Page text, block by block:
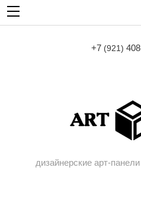
+7 (921)
дизайнерские арт-